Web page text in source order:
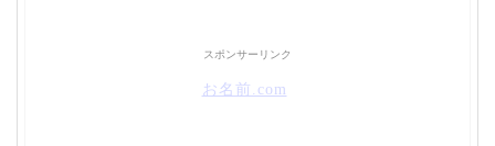
スポンサーリンク
お名前.com